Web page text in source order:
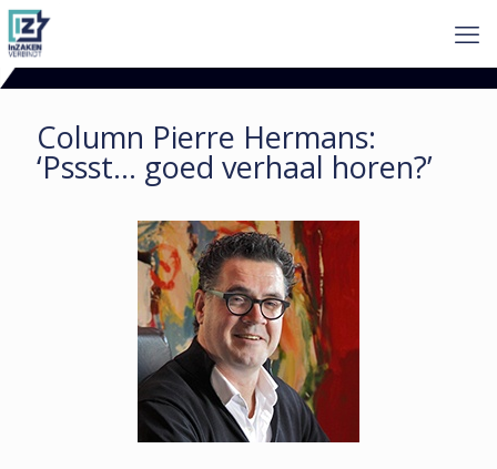
Column Pierre Hermans:
‘Pssst… goed verhaal horen?’